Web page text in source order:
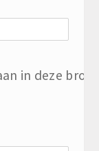
in deze